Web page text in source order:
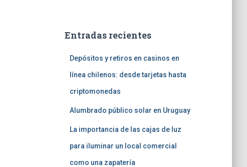
Entradas recientes
Depósitos y retiros en casinos en
línea chilenos: desde tarjetas hasta
criptomonedas
Alumbrado público solar en Uruguay
La importancia de las cajas de luz
para iluminar un local comercial
como una zapatería